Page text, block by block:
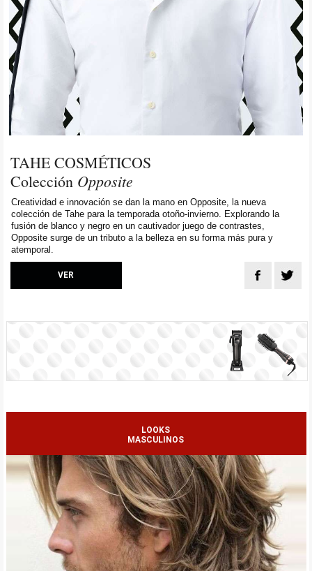
TAHE COSMÉTICOS
Colección Opposite
Creatividad e innovación se dan la mano en Opposite, la nueva
colección de Tahe para la temporada otoño-invierno. Explorando la
fusión de blanco y negro en un cautivador juego de contrastes,
Opposite surge de un tributo a la belleza en su forma más pura y
atemporal.
VER
LOOKS
MASCULINOS